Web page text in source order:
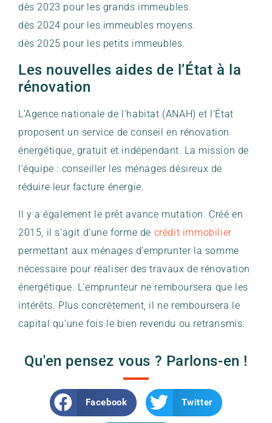
dès 2023 pour les grands immeubles.
dès 2024 pour les immeubles moyens.
dès 2025 pour les petits immeubles.
Les nouvelles aides de l’État à la
rénovation
L’Agence nationale de l’habitat (ANAH) et l’État
proposent un service de conseil en rénovation
énergétique, gratuit et indépendant. La mission de
l’équipe : conseiller les ménages désireux de
réduire leur facture énergie.
Il y a également le prêt avance mutation. Créé en
2015, il s’agit d’une forme de crédit immobilier
permettant aux ménages d’emprunter la somme
nécessaire pour réaliser des travaux de rénovation
énergétique. L’emprunteur ne remboursera que les
intérêts. Plus concrètement, il ne remboursera le
capital qu’une fois le bien revendu ou retransmis.
Qu'en pensez vous ? Parlons-en !
Facebook Twitter